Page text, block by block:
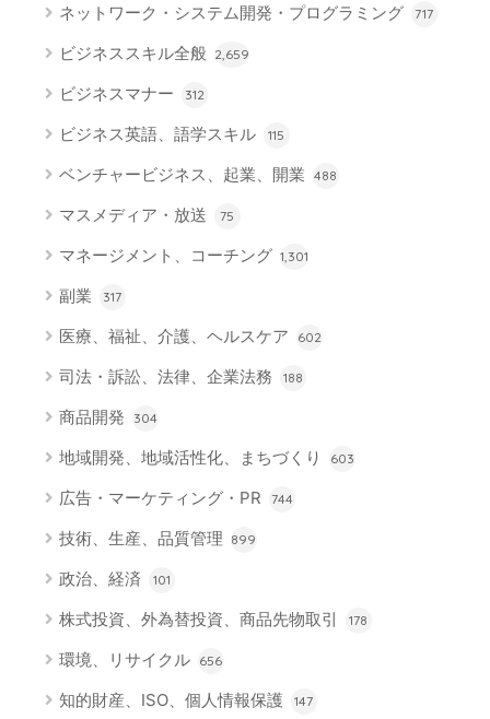
ネットワーク・システム開発・プログラミング 717
ビジネススキル全般 2,659
ビジネスマナー 312
ビジネス英語、語学スキル 115
ベンチャービジネス、起業、開業 488
マスメディア・放送 75
マネージメント、コーチング 1,301
副業 317
医療、福祉、介護、ヘルスケア 602
司法・訴訟、法律、企業法務 188
商品開発 304
地域開発、地域活性化、まちづくり 603
広告・マーケティング・PR 744
技術、生産、品質管理 899
政治、経済 101
株式投資、外為替投資、商品先物取引 178
環境、リサイクル 656
知的財産、ISO、個人情報保護 147